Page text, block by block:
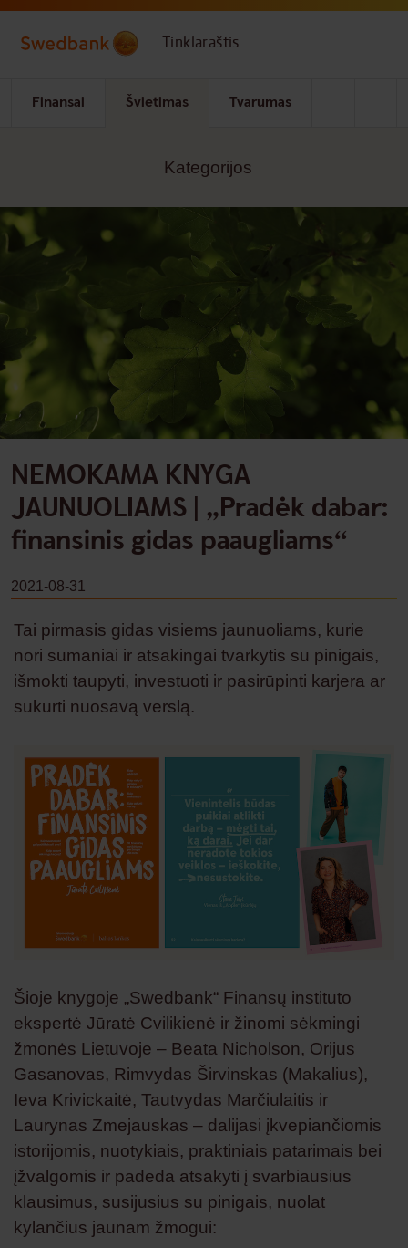
Skip to main content
Tinklaraštis
Finansai Švietimas Tvarumas
Kategorijos
NEMOKAMA KNYGA
JAUNUOLIAMS | „Pradėk dabar:
finansinis gidas paaugliams“
2021-08-31
Tai pirmasis gidas visiems jaunuoliams, kurie
nori sumaniai ir atsakingai tvarkytis su pinigais,
išmokti taupyti, investuoti ir pasirūpinti karjera ar
sukurti nuosavą verslą.
Šioje knygoje „Swedbank“ Finansų instituto
ekspertė Jūratė Cvilikienė ir žinomi sėkmingi
žmonės Lietuvoje – Beata Nicholson, Orijus
Gasanovas, Rimvydas Širvinskas (Makalius),
Ieva Krivickaitė, Tautvydas Marčiulaitis ir
Laurynas Zmejauskas – dalijasi įkvepiančiomis
istorijomis, nuotykiais, praktiniais patarimais bei
įžvalgomis ir padeda atsakyti į svarbiausius
klausimus, susijusius su pinigais, nuolat
kylančius jaunam žmogui: